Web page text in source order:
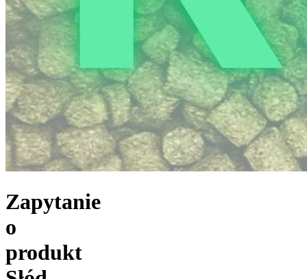
Zapytanie
o
produkt